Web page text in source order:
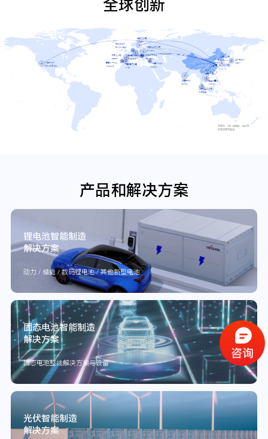
全球创新
产品和解决方案
锂电池智能制造
解决方案
动力 / 储能 / 数码锂电池 / 其他新型电池
固态电池智能制造
解决方案
固态电池整线解决方案与设备
光伏智能制造
解决方案